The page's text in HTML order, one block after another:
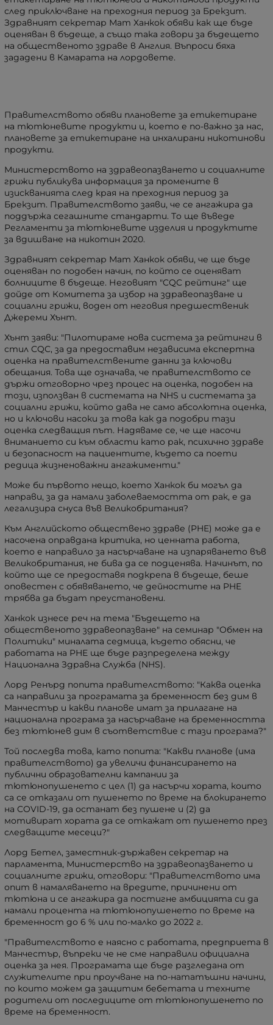
след приключване на преходния период за Брекзит.
Здравният секретар Мат Ханкок обяви как ще бъде
оценяван в бъдеще, а също така говори за бъдещето
на общественото здраве в Англия. Въпроси бяха
зададени в Камарата на лордовете.
Правителството обяви плановете за етикетиране
на тютюневите продукти и, което е по-важно за нас,
плановете за етикетиране на инхалирани никотинови
продукти.
Министерството на здравеопазването и социалните
грижи публикува информация за промените в
изискванията след края на преходния период за
Брекзит. Правителството заяви, че се ангажира да
поддържа сегашните стандарти. Тo ще въведе
Регламенти за тютюневите изделия и продуктите
за вдишване на никотин 2020.
Здравният секретар Мат Ханкок обяви, че ще бъде
оценяван по подобен начин, по който се оценяват
болниците в бъдеще. Неговият "CQC рейтинг" ще
дойде от Комитета за избор на здравеопазване и
социални грижи, воден от неговия предшественик
Джереми Хънт.
Хънт заяви: "Пилотираме нова система за рейтинги в
стил CQC, за да предоставим независима експертна
оценка на правителствените данни за ключови
обещания. Това ще означава, че правителството се
държи отговорно чрез процес на оценка, подобен на
този, използван в системата на NHS и системата за
социални грижи, който дава не само абсолютна оценка,
но и ключови насоки за това как да подобри тази
оценка следващия път. Надяваме се, че ще насочи
вниманието си към области като рак, психично здраве
и безопасност на пациентите, където са поети
редица жизненоважни ангажименти."
Може би първото нещо, което Ханкок би могъл да
направи, за да намали заболеваемостта от рак, е да
легализира снуса във Великобритания?
Към Английското обществено здраве (PHE) може да е
насочена оправдана критика, но ценната работа,
което е направило за насърчаване на изпаряването във
Великобритания, не бива да се подценява. Начинът, по
който ще се предоставя подкрепа в бъдеще, беше
оповестен с обявяването, че дейностите на PHE
трябва да бъдат преустановени.
Ханкок изнесе реч на тема "Бъдещето на
общественото здравеопазване" на семинар "Обмен на
Политики" миналата седмица, където обясни, че
работата на PHE ще бъде разпределена между
Национална Здравна Служба (NHS).
Лорд Ренърд попита правителството: "Каква оценка
са направили за програмата за бременност без дим в
Манчестър и какви планове имат за прилагане на
национална програма за насърчаване на бременността
без тютюнев дим в съответствие с тази програма?"
Той последва това, като попита: "Какви планове (има
правителството) да увеличи финансирането на
публични образователни кампании за
тютюнопушенето с цел (1) да насърчи хората, които
са се отказали от пушенето по време на блокирането
на COVID-19, да останат без пушене и (2) да
мотивират хората да се откажат от пушенето през
следващите месеци?"
Лорд Бетел, заместник-държавен секретар на
парламента, Министерство на здравеопазването и
социалните грижи, отговори: "Правителството има
опит в намаляването на вредите, причинени от
тютюна и се ангажира да постигне амбицията си да
намали процента на тютюнопушенето по време на
бременност до 6 % или по-малко до 2022 г.
"Правителството е наясно с работата, предприета в
Манчестър, въпреки че не сме направили официална
оценка за нея. Програмата ще бъде разгледана от
служителите при проучване на по-нататъшни начини,
по които можем да защитим бебетата и техните
родители от последиците от тютюнопушенето по
време на бременност.